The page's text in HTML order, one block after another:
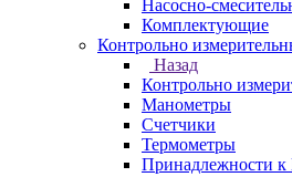
Насосно-
Комплектующие
Контрольно
Назад
Контрольно
Манометры
Счетчики
Термометры
Принадлежности